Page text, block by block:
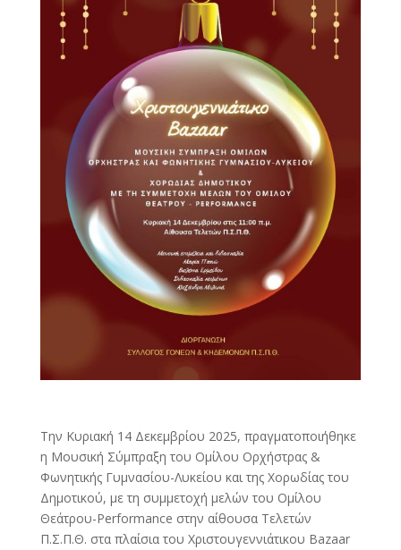
Την Κυριακή 14 Δεκεμβρίου 2025, πραγματοποιήθηκε
η Μουσική Σύμπραξη του Ομίλου Ορχήστρας &
Φωνητικής Γυμνασίου-Λυκείου και της Χορωδίας του
Δημοτικού, με τη συμμετοχή μελών του Ομίλου
Θεάτρου-Performance στην αίθουσα Τελετών
Π.Σ.Π.Θ. στα πλαίσια του Χριστουγεννιάτικου Bazaar